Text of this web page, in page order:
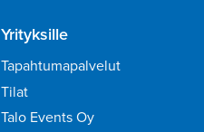
Yrityksille
Tapahtumapalvelut
Tilat
Talo Events Oy